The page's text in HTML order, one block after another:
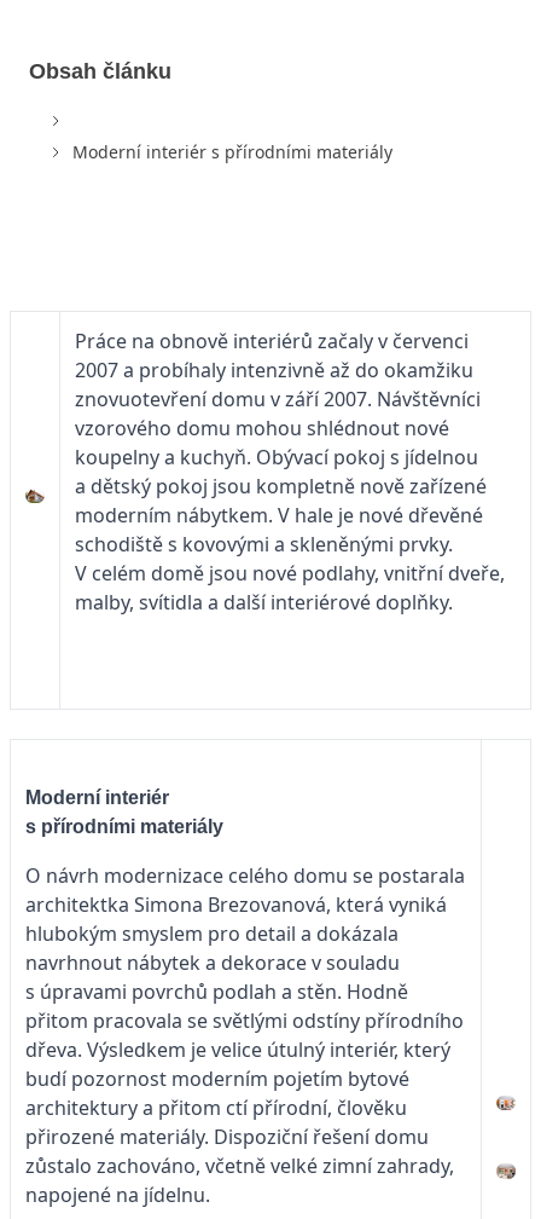
Obsah článku
Moderní interiér s přírodními materiály
Práce na obnově interiérů začaly v červenci
2007 a probíhaly intenzivně až do okamžiku
znovuotevření domu v září 2007. Návštěvníci
vzorového domu mohou shlédnout nové
koupelny a kuchyň. Obývací pokoj s jídelnou
a dětský pokoj jsou kompletně nově zařízené
moderním nábytkem. V hale je nové dřevěné
schodiště s kovovými a skleněnými prvky.
V celém domě jsou nové podlahy, vnitřní dveře,
malby, svítidla a další interiérové doplňky.
Moderní interiér
s přírodními materiály
O návrh modernizace celého domu se postarala
architektka Simona Brezovanová, která vyniká
hlubokým smyslem pro detail a dokázala
navrhnout nábytek a dekorace v souladu
s úpravami povrchů podlah a stěn. Hodně
přitom pracovala se světlými odstíny přírodního
dřeva. Výsledkem je velice útulný interiér, který
budí pozornost moderním pojetím bytové
architektury a přitom ctí přírodní, člověku
přirozené materiály. Dispoziční řešení domu
zůstalo zachováno, včetně velké zimní zahrady,
napojené na jídelnu.